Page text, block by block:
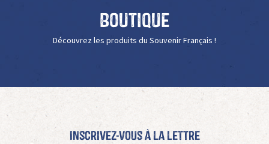
Boutique
Découvrez les produits du Souvenir Français !
Inscrivez-vous à La Lettre